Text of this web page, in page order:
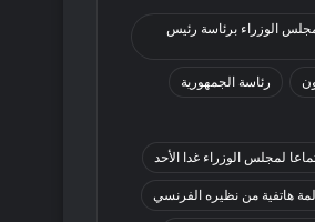
الوزراء برئاسة رئيس
رئاسة الجمهورية
لمجلس الوزراء غدا الأحد
هاتفية من نظيره الفرنسي